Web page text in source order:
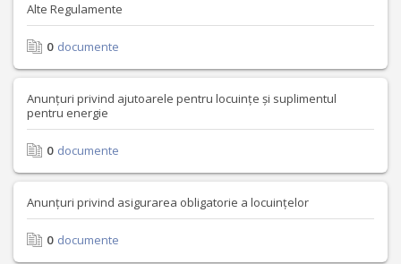
Alte Regulamente
0 documente
Anunțuri privind ajutoarele pentru locuințe și suplimentul
pentru energie
0 documente
Anunțuri privind asigurarea obligatorie a locuințelor
0 documente